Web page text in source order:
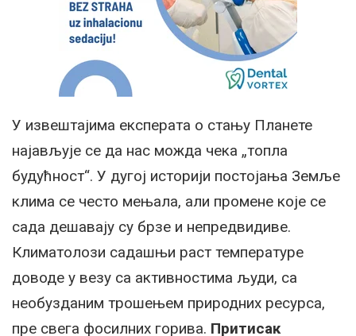
У извештајима експерата о стању Планете
најављује се да нас можда чека „топла
будућност“. У дугој историји постојања Земље
клима се често мењала, али промене које се
сада дешавају су брзе и непредвидиве.
Климатолози садашњи раст температуре
доводе у везу са активностима људи, са
необузданим трошењем природних ресурса,
пре свега фосилних горива. Притисак